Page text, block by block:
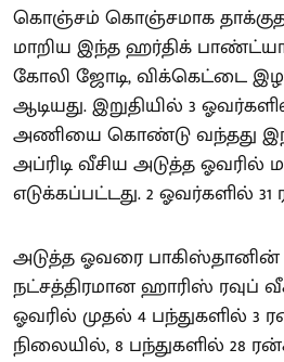
கொஞ்சம் கொஞ்சமாக
மாறிய இந்த ஹர்திக் பாண்ட்யா
கோலி ஜோடி, விக்கெட்டை
ஆடியது. இறுதியில் 3
அணியை கொண்டு வந்தது
அப்ரிடி வீசிய அடுத்த ஓவரில்
எடுக்கப்பட்டது. 2 ஓவர்களில்
அடுத்த ஓவரை
நட்சத்திரமான ஹாரிஸ் ரவுப்
ஓவரில் முதல் 4 பந்துகளில் 3
நிலையில், 8 பந்துகளில் 28